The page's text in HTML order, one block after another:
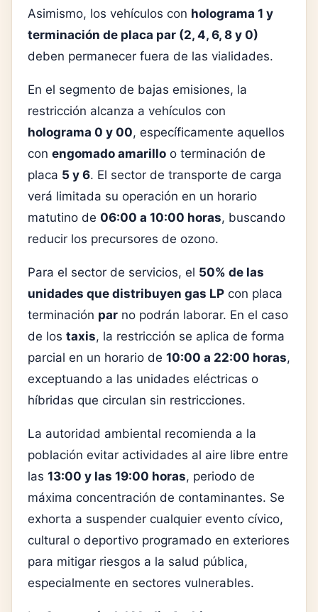
Asimismo, los vehículos con holograma 1 y
terminación de placa par (2, 4, 6, 8 y 0)
deben permanecer fuera de las vialidades.
En el segmento de bajas emisiones, la
restricción alcanza a vehículos con
holograma 0 y 00, específicamente aquellos
con engomado amarillo o terminación de
placa 5 y 6. El sector de transporte de carga
verá limitada su operación en un horario
matutino de 06:00 a 10:00 horas, buscando
reducir los precursores de ozono.
Para el sector de servicios, el 50% de las
unidades que distribuyen gas LP con placa
terminación par no podrán laborar. En el caso
de los taxis, la restricción se aplica de forma
parcial en un horario de 10:00 a 22:00 horas,
exceptuando a las unidades eléctricas o
híbridas que circulan sin restricciones.
La autoridad ambiental recomienda a la
población evitar actividades al aire libre entre
las 13:00 y las 19:00 horas, periodo de
máxima concentración de contaminantes. Se
exhorta a suspender cualquier evento cívico,
cultural o deportivo programado en exteriores
para mitigar riesgos a la salud pública,
especialmente en sectores vulnerables.